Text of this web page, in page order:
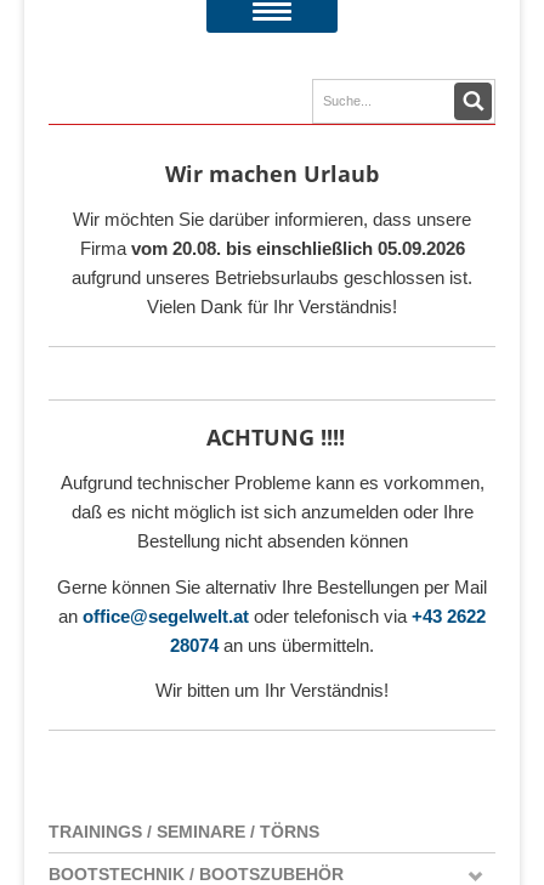
Wir machen Urlaub
Wir möchten Sie darüber informieren, dass unsere
Firma vom 20.08. bis einschließlich 05.09.2026
aufgrund unseres Betriebsurlaubs geschlossen ist.
Vielen Dank für Ihr Verständnis!
ACHTUNG !!!!
Aufgrund technischer Probleme kann es vorkommen,
daß es nicht möglich ist sich anzumelden oder Ihre
Bestellung nicht absenden können
Gerne können Sie alternativ Ihre Bestellungen per Mail
an office@segelwelt.at oder telefonisch via +43 2622
28074an uns übermitteln.
Wir bitten um Ihr Verständnis!
TRAININGS / SEMINARE / TÖRNS
BOOTSTECHNIK / BOOTSZUBEHÖR